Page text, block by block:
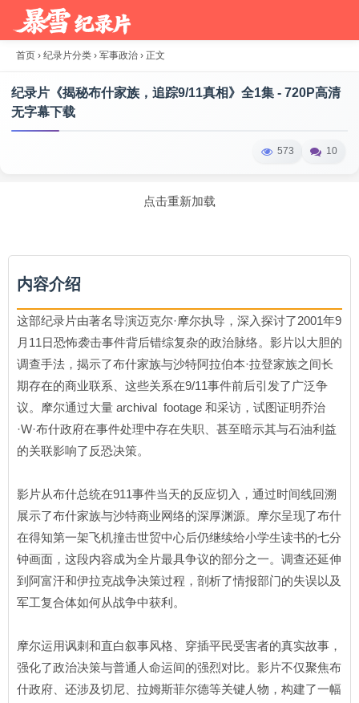
首页 › 纪录片分类 › 军事政治 › 正文
纪录片《揭秘布什家族，追踪9/11真相》全1集 - 720P高清
无字幕下载
573 10
点击重新加载
内容介绍
这部纪录片由著名导演迈克尔·摩尔执导，深入探讨了2001年9
月11日恐怖袭击事件背后错综复杂的政治脉络。影片以大胆的
调查手法，揭示了布什家族与沙特阿拉伯本·拉登家族之间长
期存在的商业联系、这些关系在9/11事件前后引发了广泛争
议。摩尔通过大量 archival footage 和采访，试图证明乔治
·W·布什政府在事件处理中存在失职、甚至暗示其与石油利益
的关联影响了反恐决策。
影片从布什总统在911事件当天的反应切入，通过时间线回溯
展示了布什家族与沙特商业网络的深厚渊源。摩尔呈现了布什
在得知第一架飞机撞击世贸中心后仍继续给小学生读书的七分
钟画面，这段内容成为全片最具争议的部分之一。调查还延伸
到阿富汗和伊拉克战争决策过程，剖析了情报部门的失误以及
军工复合体如何从战争中获利。
摩尔运用讽刺和直白叙事风格、穿插平民受害者的真实故事，
强化了政治决策与普通人命运间的强烈对比。影片不仅聚焦布
什政府、还涉及切尼、拉姆斯菲尔德等关键人物，构建了一幅